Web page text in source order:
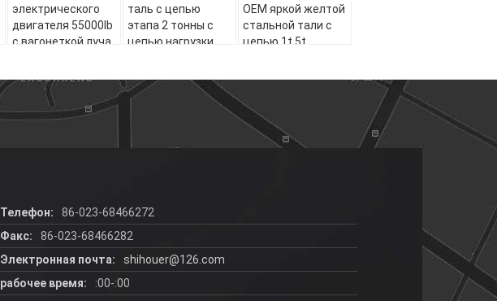
электрического
двигателя 55000lb
с вагонеткой луча
таль с цепью
этапа 2 тонны с
цепью нагрузки
OEM яркой желтой
стальной тали с
цепью 1t 5t
Телефон:
86-023-68466272
Факс:
86-023-68466282
Электронная почта:
shihouer@126.com
рабочее время:
:00-:00